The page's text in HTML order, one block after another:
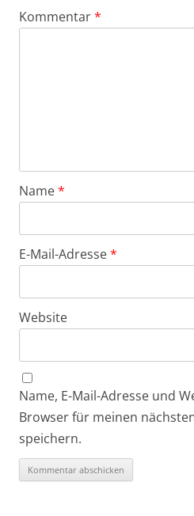
Kommentar*
Name*
E-Mail-Adresse*
Website
Name, E-Mail-Adresse und
Browser für meinen
speichern.